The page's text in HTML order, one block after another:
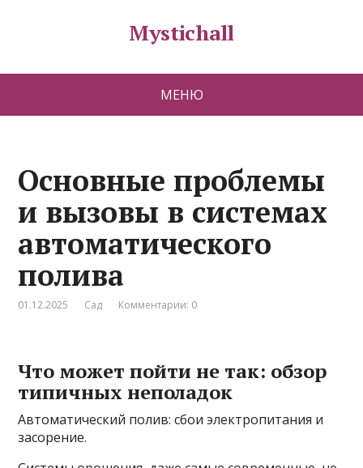
Mystichall
МЕНЮ
Основные проблемы
и вызовы в системах
автоматического
полива
01.12.2025 Сад Комментарии: 0
Что может пойти не так: обзор
типичных неполадок
Автоматический полив: сбои электропитания и
засорение.